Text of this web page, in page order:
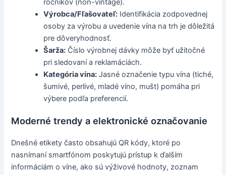
Výrobca/Fľašovateľ: Identifikácia zodpovednej
osoby za výrobu a uvedenie vína na trh je dôležitá
pre dôveryhodnosť.
Šarža: Číslo výrobnej dávky môže byť užitočné
pri sledovaní a reklamáciách.
Kategória vína: Jasné označenie typu vína (tiché,
šumivé, perlivé, mladé víno, mušt) pomáha pri
výbere podľa preferencií.
Moderné trendy a elektronické označovanie
Dnešné etikety často obsahujú QR kódy, ktoré po
nasnímaní smartfónom poskytujú prístup k ďalším
informáciám o víne, ako sú výživové hodnoty, zoznam